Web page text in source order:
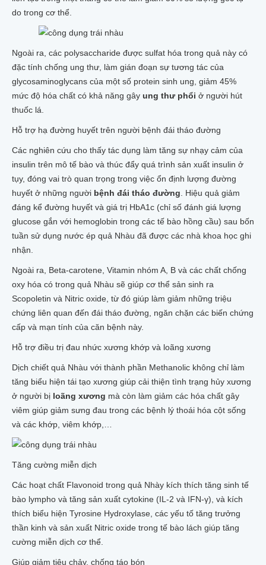
do trong cơ thể.
Ngoài ra, các polysaccharide được sulfat hóa trong quả này có
đặc tính chống ung thư, làm gián đoạn sự tương tác của
glycosaminoglycans của một số protein sinh ung, giảm 45%
mức độ hóa chất có khả năng gây ung thư phổi ở người hút
thuốc lá.
Hỗ trợ hạ đường huyết trên người bệnh đái tháo đường
Các nghiên cứu cho thấy tác dụng làm tăng sự nhạy cảm của
insulin trên mô tế bào và thúc đẩy quá trình sản xuất insulin ở
tụy, đóng vai trò quan trọng trong việc ổn định lượng đường
huyết ở những người bệnh đái tháo đường . Hiệu quả giảm
đáng kể đường huyết và giá trị HbA1c (chỉ số đánh giá lượng
glucose gắn với hemoglobin trong các tế bào hồng cầu) sau bốn
tuần sử dụng nước ép quả Nhàu đã được các nhà khoa học ghi
nhận.
Ngoài ra, Beta-carotene, Vitamin nhóm A, B và các chất chống
oxy hóa có trong quả Nhàu sẽ giúp cơ thể sản sinh ra
Scopoletin và Nitric oxide, từ đó giúp làm giảm những triệu
chứng liên quan đến đái tháo đường, ngăn chặn các biến chứng
cấp và mạn tính của căn bệnh này.
Hỗ trợ điều trị đau nhức xương khớp và loãng xương
Dịch chiết quả Nhàu với thành phần Methanolic không chỉ làm
tăng biểu hiện tái tạo xương giúp cải thiện tình trạng hủy xương
ở người bị loãng xương mà còn làm giảm các hóa chất gây
viêm giúp giảm sưng đau trong các bệnh lý thoái hóa cột sống
và các khớp, viêm khớp,…
Tăng cường miễn dịch
Các hoạt chất Flavonoid trong quả Nhày kích thích tăng sinh tế
bào lympho và tăng sản xuất cytokine (IL-2 và IFN-γ), và kích
thích biểu hiện Tyrosine Hydroxylase, các yếu tố tăng trưởng
thần kinh và sản xuất Nitric oxide trong tế bào lách giúp tăng
cường miễn dịch cơ thể.
Giúp giảm tiêu chảy, chống táo bón